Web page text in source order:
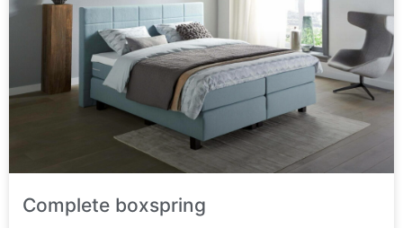
Complete boxspring